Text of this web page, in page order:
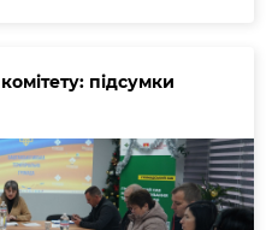
підсумки